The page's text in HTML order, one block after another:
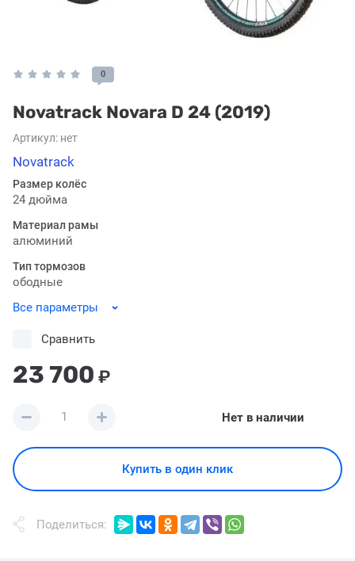
0
Novatrack Novara D 24 (2019)
Артикул: нет
Novatrack
Размер колёс
24 дюйма
Материал рамы
алюминий
Тип тормозов
ободные
Все параметры
23 700 ₽
Сравнить
Нет в наличии
Купить в один клик
Поделиться: